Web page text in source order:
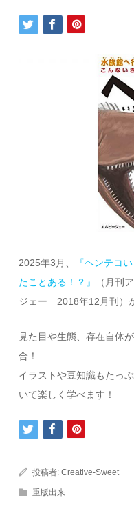
2025年3月、
『ヘンテコ
たことある！？』
（月刊
ジェー 2018年12月刊）
見た目や生態、存在自体
合！
イラストや豆知識もたっ
いて楽しく学べます！
投稿者:Creative-Sweet
重版出来